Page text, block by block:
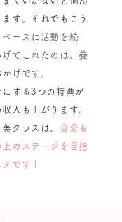
す。それでもこう
ペースに活動を続
てこれたのは、養
げです。
にする3つの特典が
入も上がります。​
クラスは、
自分も
のステージを目指
です！